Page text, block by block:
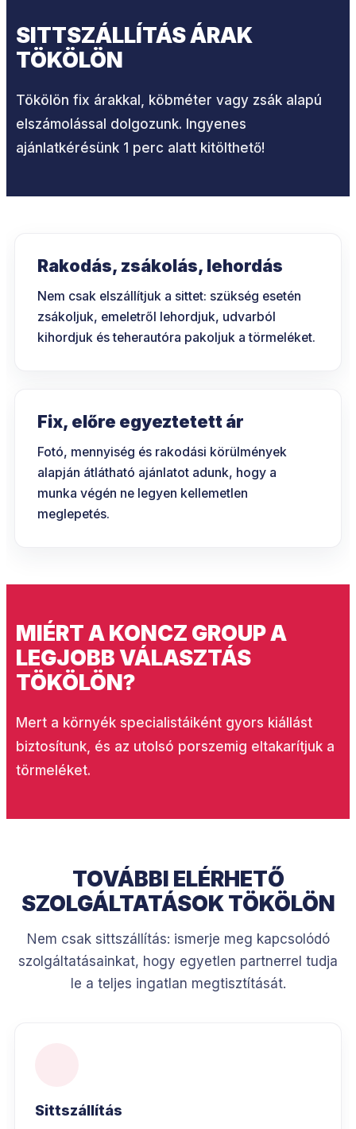
SITTSZÁLLÍTÁS ÁRAK
TÖKÖLÖN
Tökölön fix árakkal, köbméter vagy zsák alapú
elszámolással dolgozunk. Ingyenes
ajánlatkérésünk 1 perc alatt kitölthető!
Rakodás, zsákolás, lehordás
Nem csak elszállítjuk a sittet: szükség esetén
zsákoljuk, emeletről lehordjuk, udvarból
kihordjuk és teherautóra pakoljuk a törmeléket.
Fix, előre egyeztetett ár
Fotó, mennyiség és rakodási körülmények
alapján átlátható ajánlatot adunk, hogy a
munka végén ne legyen kellemetlen
meglepetés.
MIÉRT A KONCZ GROUP A
LEGJOBB VÁLASZTÁS
TÖKÖLÖN?
Mert a környék specialistáiként gyors kiállást
biztosítunk, és az utolsó porszemig eltakarítjuk a
törmeléket.
TOVÁBBI ELÉRHETŐ
SZOLGÁLTATÁSOK TÖKÖLÖN
Nem csak sittszállítás: ismerje meg kapcsolódó
szolgáltatásainkat, hogy egyetlen partnerrel tudja
le a teljes ingatlan megtisztítását.
Sittszállítás